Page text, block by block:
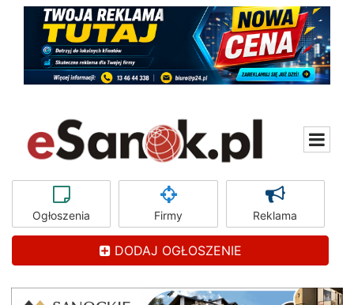
Ogłoszenia Firmy Reklama
DODAJ OGŁOSZENIE